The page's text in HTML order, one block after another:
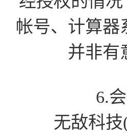
帐号、计算器
并非有
6.
无敌科技(